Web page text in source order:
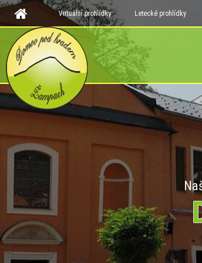
Virtuální prohlídky Letecké prohlídky